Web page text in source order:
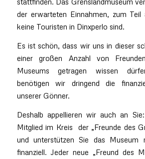
der erwarteten Einnahmen, zum Teil
keine Touristen in Dinxperlo sind.
Es ist schön, dass wir uns in dieser
einer großen Anzahl von
Museums getragen wissen
benötigen wir dringend die
unserer Gönner.
Deshalb appellieren wir auch an
Mitglied im Kreis der „Freunde des
und unterstützen Sie das Museum
finanziell. Jeder neue „Freund des